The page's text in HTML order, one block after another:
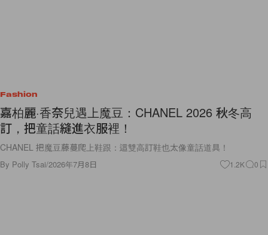
Fashion
嘉柏麗·香奈兒遇上魔豆：CHANEL 2026 秋冬高
訂，把童話縫進衣服裡！
CHANEL 把魔豆藤蔓爬上鞋跟：這雙高訂鞋也太像童話道具！
By Polly Tsai/2026年7月8日 1.2K 0